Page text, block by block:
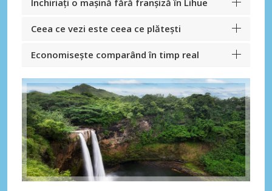
Închiriați o mașină fără franșiză în Lihue
Ceea ce vezi este ceea ce plătești
Economisește comparând în timp real